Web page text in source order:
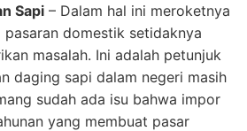
Sapi – Dalam hal ini meroketnya
domestik setidaknya
masalah. Ini adalah petunjuk
daging sapi dalam negeri masih
sudah ada isu bahwa impor
yang membuat pasar